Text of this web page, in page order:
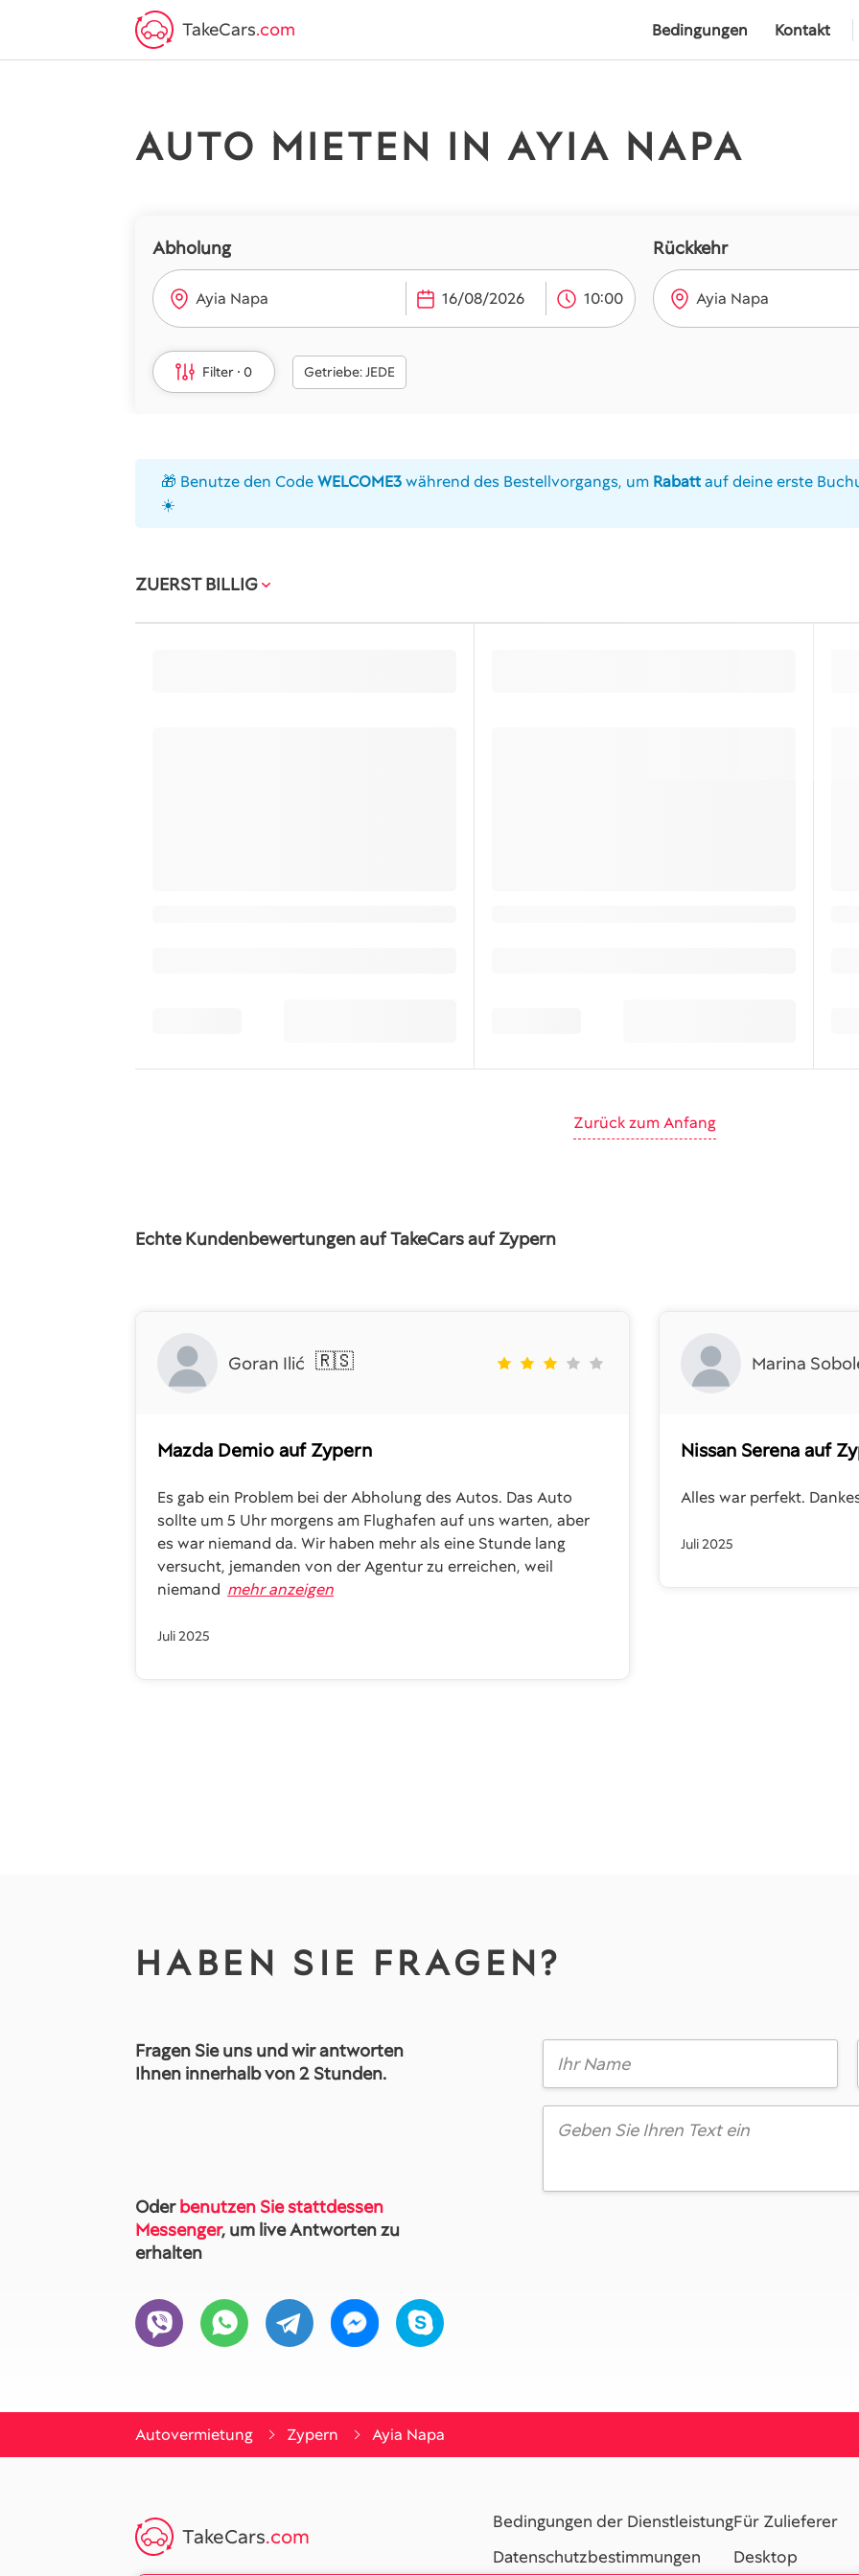
TakeCars.com Bedingungen Kontakt
AUTO MIETEN IN AYIA NAPA
Abholung
Ayia Napa 10:00
Rückkehr
Ayia Napa
Filter 0 Getriebe: JEDE
🎁 Benutze den CodeWELCOME3während des Bestellvorgangs, um Rabattauf deine erste
☀️
ZUERST BILLIG
Zurück zum Anfang
Echte Kundenbewertungen auf TakeCars auf Zypern
Goran Ilić 🇷🇸
Mazda Demio auf Zypern
Es gab ein Problem bei der Abholung des Autos. Das Auto
sollte um 5 Uhr morgens am Flughafen auf uns warten, aber
es war niemand da. Wir haben mehr als eine Stunde lang
versucht, jemanden von der Agentur zu erreichen, weil
niemand mehr anzeigen
Juli 2025
Marina
Nissan Serena auf
Alles war perfekt.
Juli 2025
HABEN SIE FRAGEN?
Fragen Sie uns und wir antworten
Ihnen innerhalb von 2 Stunden.
Oderbenutzen Sie stattdessen
Messenger, um live Antworten zu
erhalten
Autovermietung Zypern Ayia Napa
TakeCars.com
Bedingungen der Dienstleistung
Datenschutzbestimmungen
Für Zulieferer
Desktop